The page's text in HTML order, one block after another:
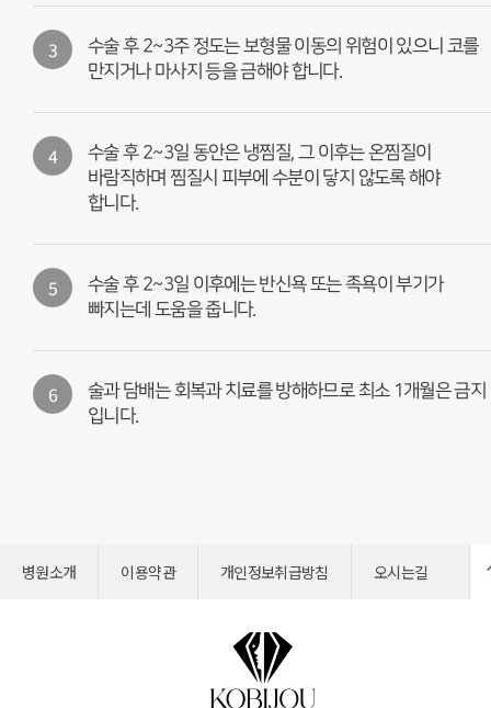
3
수술 후 2~3주 정도는 보형물 이동의 위험이 있으니 코를
만지거나 마사지 등을 금해야 합니다.
4
수술 후 2~3일 동안은 냉찜질, 그 이후는 온찜질이
바람직하며 찜질시 피부에 수분이 닿지 않도록 해야
합니다.
5
수술 후 2~3일 이후에는 반신욕 또는 족욕이 부기가
빠지는데 도움을 줍니다.
6
술과 담배는 회복과 치료를 방해하므로 최소 1개월은 금지
입니다.
병원소개 이용약관 개인정보취급방침 오시는길